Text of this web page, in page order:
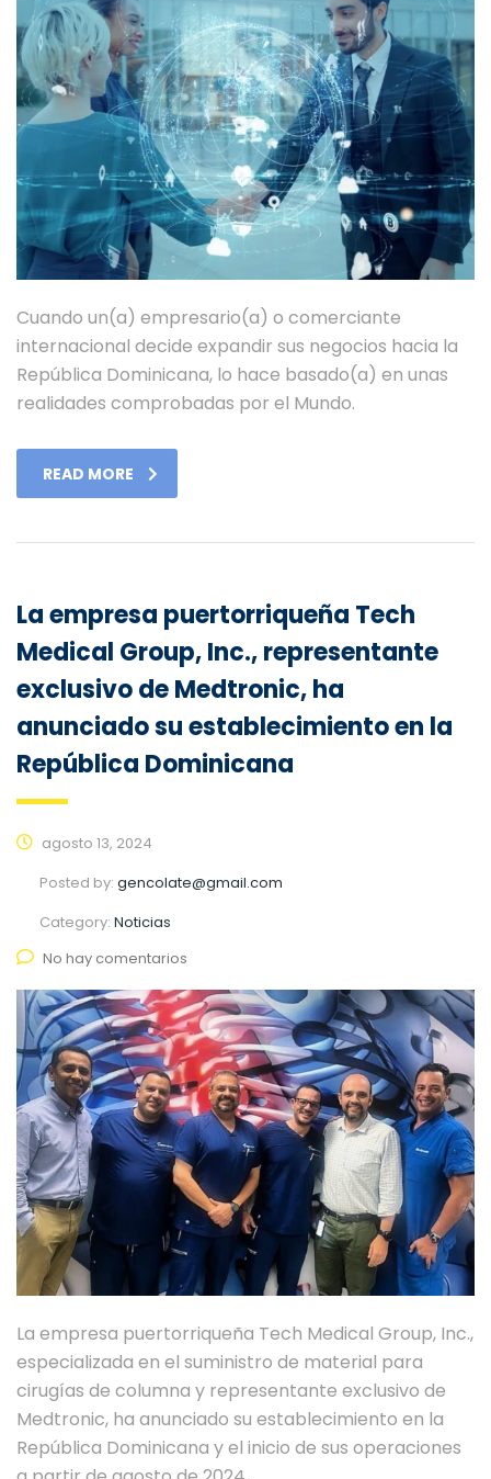
Cuando un(a) empresario(a) o comerciante
internacional decide expandir sus negocios hacia la
República Dominicana, lo hace basado(a) en unas
realidades comprobadas por el Mundo.
READ MORE
La empresa puertorriqueña Tech
Medical Group, Inc., representante
exclusivo de Medtronic, ha
anunciado su establecimiento en la
República Dominicana
agosto 13, 2024
Posted by: gencolate@gmail.com
Category: Noticias
No hay comentarios
La empresa puertorriqueña Tech Medical Group, Inc.,
especializada en el suministro de material para
cirugías de columna y representante exclusivo de
Medtronic, ha anunciado su establecimiento en la
República Dominicana y el inicio de sus operaciones